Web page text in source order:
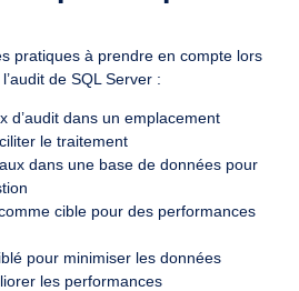
pratiques à prendre en compte lors
de SQL Server :
d’audit dans un emplacement
le traitement
dans une base de données pour
cible pour des performances
pour minimiser les données
les performances